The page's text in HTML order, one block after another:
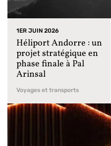
1ER JUIN 2026
Héliport Andorre : un
projet stratégique en
phase finale à Pal
Arinsal
Voyages et transports